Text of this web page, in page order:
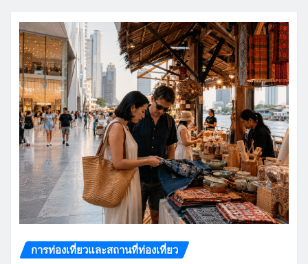
การท่องเที่ยวและสถานที่ท่องเที่ยว